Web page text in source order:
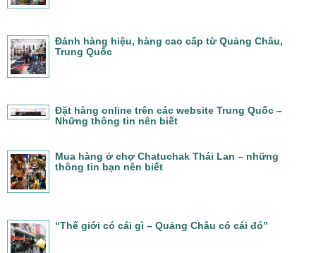
Đánh hàng hiệu, hàng cao cấp từ Quảng Châu,
Trung Quốc
Đặt hàng online trên các website Trung Quốc –
Những thông tin nên biết
Mua hàng ở chợ Chatuchak Thái Lan – những
thông tin bạn nên biết
“Thế giới có cái gì – Quảng Châu có cái đó”